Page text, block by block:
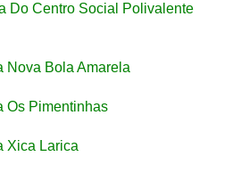
Do Centro Social Polivalente
Nova Bola Amarela
Os Pimentinhas
Xica Larica